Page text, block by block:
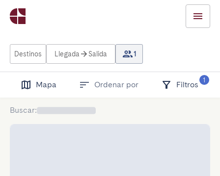
Destinos Llegada Salida 1
Mapa Ordenar por Filtros
1
Buscar: